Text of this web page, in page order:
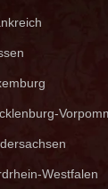
Westfalen